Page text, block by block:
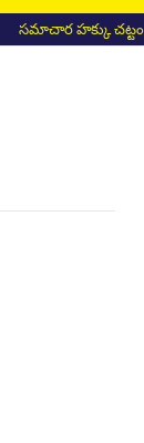
సమాచార హక్కు చట్టం